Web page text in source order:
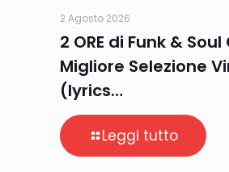
2 Agosto 2026
2 ORE di Funk &
Migliore Selezione
(lyrics…
Leggi tutto